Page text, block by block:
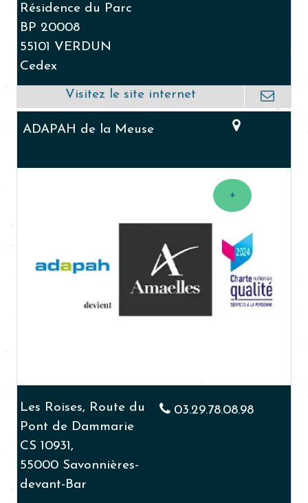
Résidence du Parc
BP 20008
55101 VERDUN
Cedex
ADAPAH de la Meuse
Les Roises, Route du
Pont de Dammarie
CS 10931,
55000 Savonnières-
devant-Bar
03.29.78.08.98